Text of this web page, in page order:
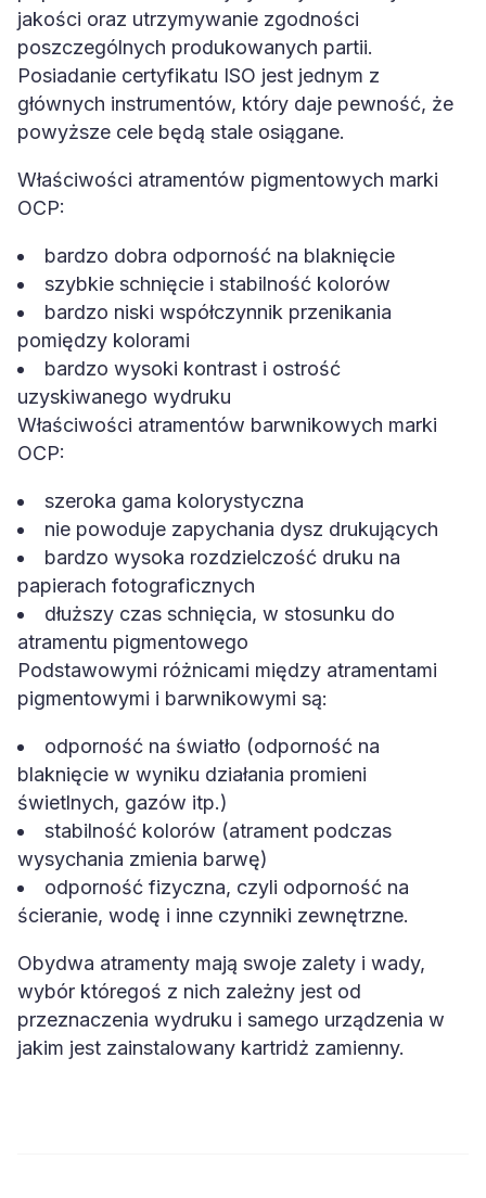
jakości oraz utrzymywanie zgodności
poszczególnych produkowanych partii.
Posiadanie certyfikatu ISO jest jednym z
głównych instrumentów, który daje pewność, że
powyższe cele będą stale osiągane.
Właściwości atramentów pigmentowych marki
OCP:
bardzo dobra odporność na blaknięcie
szybkie schnięcie i stabilność kolorów
bardzo niski współczynnik przenikania
pomiędzy kolorami
bardzo wysoki kontrast i ostrość
uzyskiwanego wydruku
Właściwości atramentów barwnikowych marki
OCP:
szeroka gama kolorystyczna
nie powoduje zapychania dysz drukujących
bardzo wysoka rozdzielczość druku na
papierach fotograficznych
dłuższy czas schnięcia, w stosunku do
atramentu pigmentowego
Podstawowymi różnicami między atramentami
pigmentowymi i barwnikowymi są:
odporność na światło (odporność na
blaknięcie w wyniku działania promieni
świetlnych, gazów itp.)
stabilność kolorów (atrament podczas
wysychania zmienia barwę)
odporność fizyczna, czyli odporność na
ścieranie, wodę i inne czynniki zewnętrzne.
Obydwa atramenty mają swoje zalety i wady,
wybór któregoś z nich zależny jest od
przeznaczenia wydruku i samego urządzenia w
jakim jest zainstalowany kartridż zamienny.